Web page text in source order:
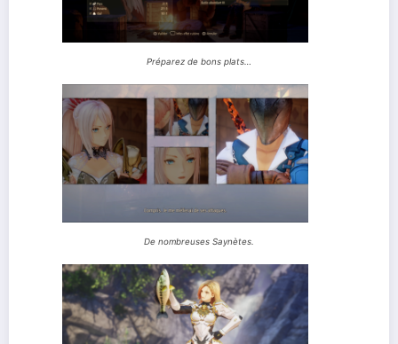
Préparez de bons plats…
De nombreuses Saynètes.